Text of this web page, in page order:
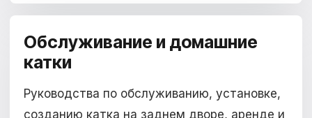
Обслуживание и домашние
катки
Руководства по обслуживанию, установке,
созданию катка на заднем дворе, аренде и